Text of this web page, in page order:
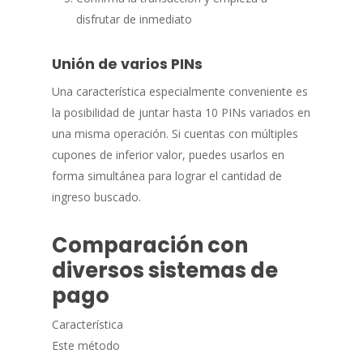
disfrutar de inmediato
Unión de varios PINs
Una característica especialmente conveniente es
la posibilidad de juntar hasta 10 PINs variados en
una misma operación. Si cuentas con múltiples
cupones de inferior valor, puedes usarlos en
forma simultánea para lograr el cantidad de
ingreso buscado.
Comparación con
diversos sistemas de
pago
Característica
Este método